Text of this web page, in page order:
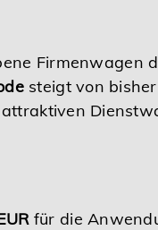
Firmenwagen
steigt von bisher
für die